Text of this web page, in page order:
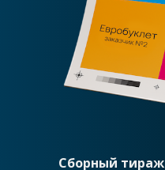
Сборный тираж